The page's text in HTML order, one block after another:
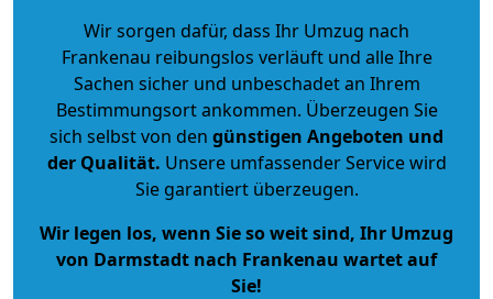
Wir sorgen dafür, dass Ihr Umzug nach
Frankenau reibungslos verläuft und alle Ihre
Sachen sicher und unbeschadet an Ihrem
Bestimmungsort ankommen. Überzeugen Sie
sich selbst von den günstigen Angeboten und
der Qualität. Unsere umfassender Service wird
Sie garantiert überzeugen.
Wir legen los, wenn Sie so weit sind, Ihr Umzug
von Darmstadt nach Frankenau wartet auf
Sie!